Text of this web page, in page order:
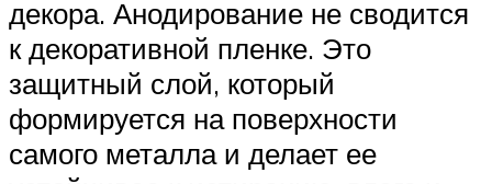
декора. Анодирование не сводится
к декоративной пленке. Это
защитный слой, который
формируется на поверхности
самого металла и делает ее